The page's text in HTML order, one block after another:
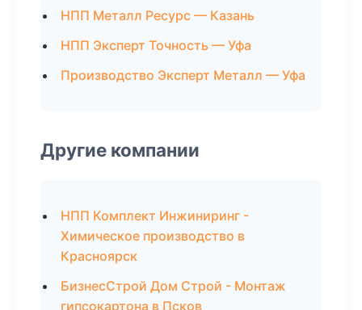
НПП Металл Ресурс — Казань
НПП Эксперт Точность — Уфа
Производство Эксперт Металл — Уфа
Другие компании
НПП Комплект Инжиниринг -
Химическое производство в
Красноярск
БизнесСтрой Дом Строй - Монтаж
гипсокартона в Псков